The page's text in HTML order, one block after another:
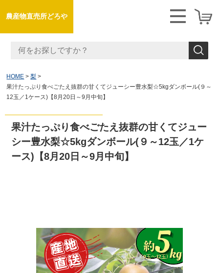
農産物直売所どろや
HOME
梨
果汁たっぷり食べごたえ抜群の甘くてジューシー豊水梨☆5kgダンボール(９～
12玉／1ケース)【8月20日～9月中旬】
果汁たっぷり食べごたえ抜群の甘くてジュー
シー豊水梨☆5kgダンボール(９～12玉／1ケ
ース)【8月20日～9月中旬】